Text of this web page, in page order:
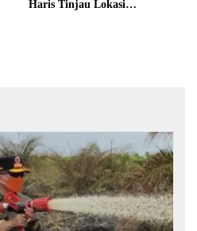
Haris Tinjau Lokasi